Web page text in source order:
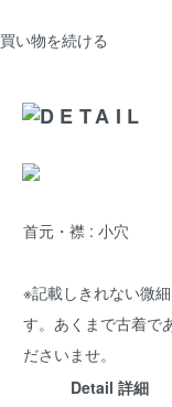
買い物を続ける
首元・襟 : 小穴
※記載しきれない微
す。あくまで古着で
ださいませ。
Detail 詳細